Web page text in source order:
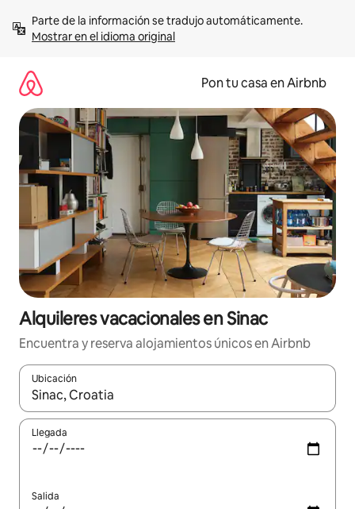
contenidoMostrar en el idioma original
Pon tu casa en Airbnb
Alquileres vacacionales en Sinac
Encuentra y reserva alojamientos únicos en Airbnb
Ubicación
Cuando los resultados estén disponibles, navega con las
Llegada
Salida